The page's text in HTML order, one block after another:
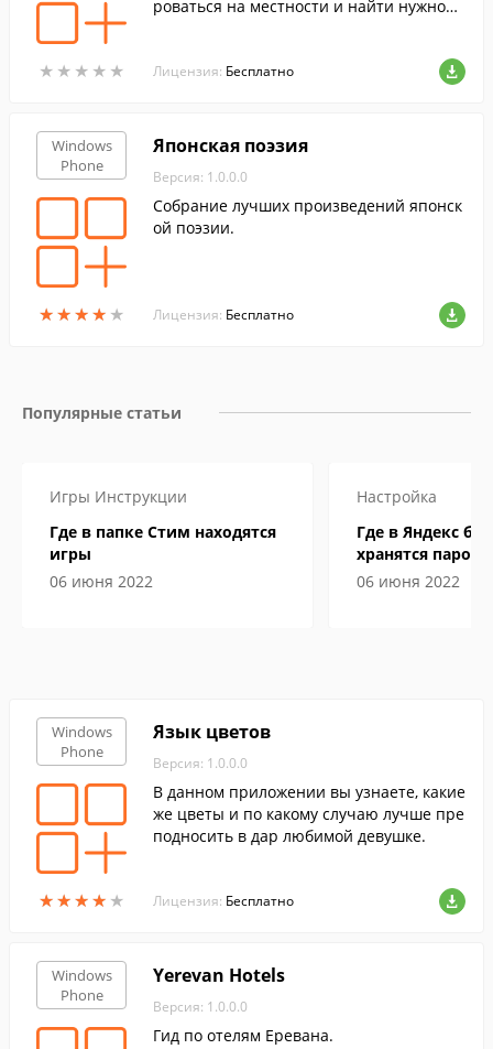
★ ★ ★ ★ ★
★ ★ ★ ★ ★
роваться на местности и найти нужное
Лицензия: Бесплатно
Windows
Phone
★★★★ ★
★★★★ ★
Японская поэзия
Версия: 1.0.0.0
Собрание лучших произведений японск
ой поэзии.
Лицензия: Бесплатно
Популярные статьи
Игры Инструкции
Где в папке Стим находятся
игры
06 июня 2022
Настройка
Где в Яндекс
хранятся пароли
06 июня 2022
Windows
Phone
★★★★ ★
★★★★ ★
Язык цветов
Версия: 1.0.0.0
В данном приложении вы узнаете, какие
же цветы и по какому случаю лучше пре
подносить в дар любимой девушке.
Лицензия: Бесплатно
Windows
Phone
Yerevan Hotels
Версия: 1.0.0.0
Гид по отелям Еревана.